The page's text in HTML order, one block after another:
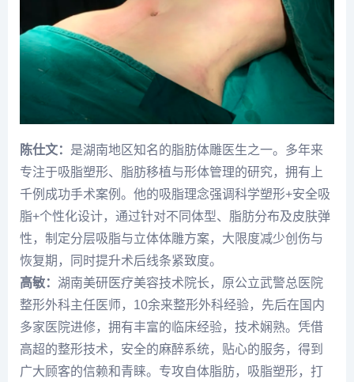
陈仕文： 是湖南地区知名的脂肪体雕医生之一。多年来
专注于吸脂塑形、脂肪移植与形体管理的研究，拥有上
千例成功手术案例。他的吸脂理念强调科学塑形+安全吸
脂+个性化设计，通过针对不同体型、脂肪分布及皮肤弹
性，制定分层吸脂与立体体雕方案，大限度减少创伤与
恢复期，同时提升术后线条紧致度。
高敏： 湖南美研医疗美容技术院长，原公立武警总医院
整形外科主任医师，10余来整形外科经验，先后在国内
多家医院进修，拥有丰富的临床经验，技术娴熟。凭借
高超的整形技术，安全的麻醉系统，贴心的服务，得到
广大顾客的信赖和青睐。专攻自体脂肪，吸脂塑形，打